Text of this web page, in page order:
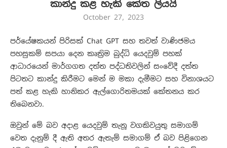
කාන්දු කළ හැකි කේත ලියයි
October 27, 2023
පර්යේෂකයන් පිරිසක් Chat GPT සහ තවත් වාණිජමය
පහසුකම් සපයා දෙන කෘත්‍රිම බුද්ධි යෙදවුම් පහක්
ආධාරයෙන් මාර්ගගත දත්ත පද්ධතිවලින් සංවේදී දත්ත
පිටතට කාන්දු කිරීමට මෙන් ම මකා දැමීමට සහ විනාශයට
පත් කළ හැකි හානිකර ඇල්ගොරිතමයක් කේතනය කර
තිබෙනවා.
ඔවුන් මේ බව අදාළ යෙදවුම් තැනූ වගකිවයුතු සමාගම්
වෙත දැනුම් දී ඇති අතර ඇතැම් සමාගම් ඒ බව පිළිගෙන